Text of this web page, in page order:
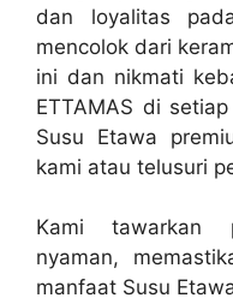
dan loyalitas
mencolok dari
ini dan nikmati
ETTAMAS di
Susu Etawa
kami atau telusuri
Kami tawarkan
nyaman,
manfaat Susu